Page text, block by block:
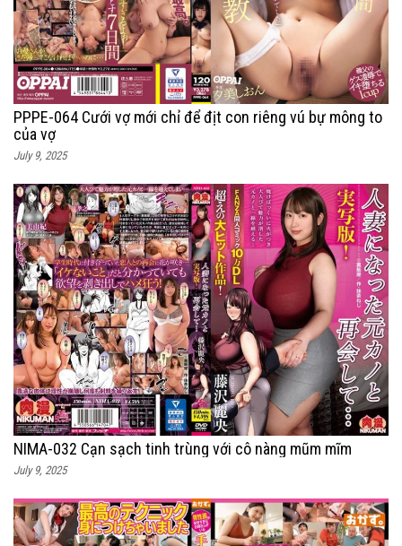
PPPE-064 Cưới vợ mới chỉ để địt con riêng vú bự mông to
của vợ
July 9, 2025
NIMA-032 Cạn sạch tinh trùng với cô nàng mũm mĩm
July 9, 2025